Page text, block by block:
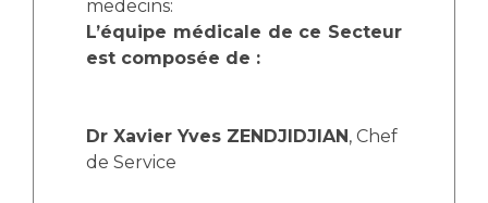
Les associations
Livret d'accueil
Vos droits, vos devoirs
La recherche clinique à l'AP-HM
Écoles et Instituts de Formation
medecins:
L’équipe médicale de ce Secteur
est composée de :
Dr Xavier Yves ZENDJIDJIAN, Chef
de Service